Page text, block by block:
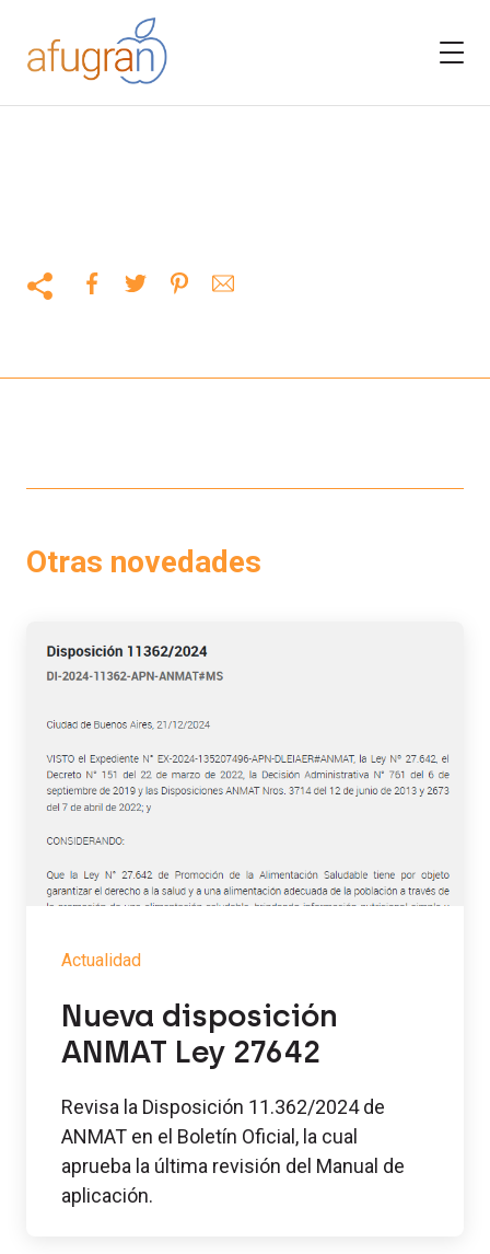
Otras novedades
Actualidad
Nueva disposición
ANMAT Ley 27642
Revisa la Disposición 11.362/2024 de
ANMAT en el Boletín Oficial, la cual
aprueba la última revisión del Manual de
aplicación.